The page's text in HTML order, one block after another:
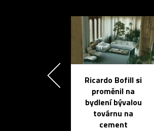
Ricardo Bofill si
proměnil na
bydlení bývalou
továrnu na
cement